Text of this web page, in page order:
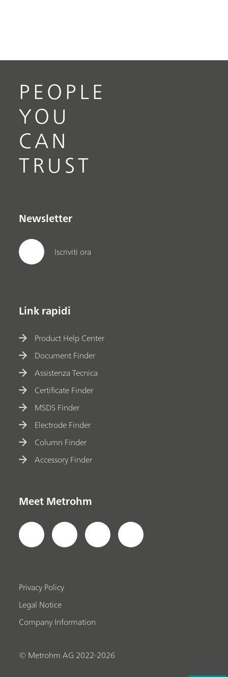
PEOPLE
YOU
CAN
TRUST
Newsletter
Iscriviti ora
Link rapidi
Product Help Center
Document Finder
Assistenza Tecnica
Certificate Finder
MSDS Finder
Electrode Finder
Column Finder
Accessory Finder
Meet Metrohm
Privacy Policy
Legal Notice
Company Information
© Metrohm AG 2022-2026